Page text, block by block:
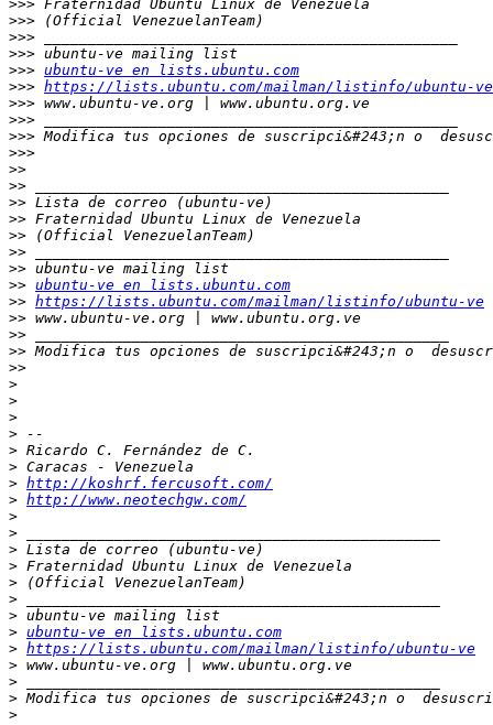
>>>
>>>
>>>
>>>
>>> ubuntu-ve en lists.ubuntu.com
>>> https://lists.ubuntu.com/mailman/listinfo/ubuntu-ve
>>>
>>>
>>> Modifica tus opciones de suscripci&#243;n o
>>>
>>
>>
>>
>>
>>
>>
>>
>> ubuntu-ve en lists.ubuntu.com
>> https://lists.ubuntu.com/mailman/listinfo/ubuntu-ve
>>
>>
>> Modifica tus opciones de suscripci&#243;n o
>>
>
>
>
>
>
>
> http://koshrf.fercusoft.com/
> http://www.neotechgw.com/
>
>
>
>
>
>
>
> ubuntu-ve en lists.ubuntu.com
> https://lists.ubuntu.com/mailman/listinfo/ubuntu-ve
>
>
> Modifica tus opciones de suscripci&#243;n o
>